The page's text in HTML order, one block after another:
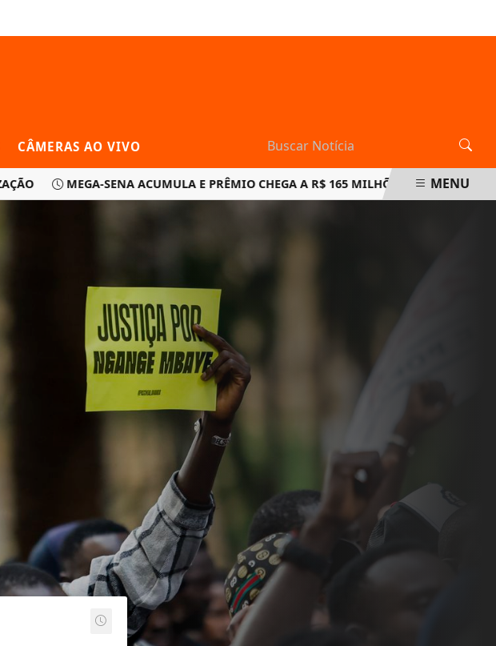
CÂMERAS AO VIVO
MEGA-SENA ACUMULA E PRÊMIO CHEGA A R$ 165 MILHÕES EM NOVO SORTEIO
MENU